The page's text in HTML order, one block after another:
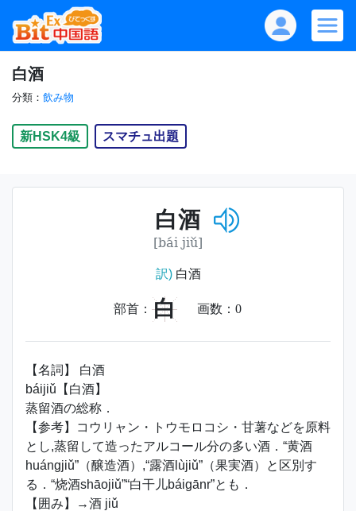
白酒
分類： 飲み物
新HSK4級 スマチュ出題
白酒
[bái jiǔ]
訳)白酒
部首： 白 画数： 0
【名詞】 白酒
báijiǔ【白酒】
蒸留酒の総称．
【参考】コウリャン・トウモロコシ・甘薯などを原料
とし,蒸留して造ったアルコール分の多い酒．“黄酒
huángjiǔ”（醸造酒）,“露酒lùjiǔ”（果実酒）と区別す
る．“烧酒shāojiǔ”“白干儿báigānr”とも．
【囲み】→酒 jiǔ